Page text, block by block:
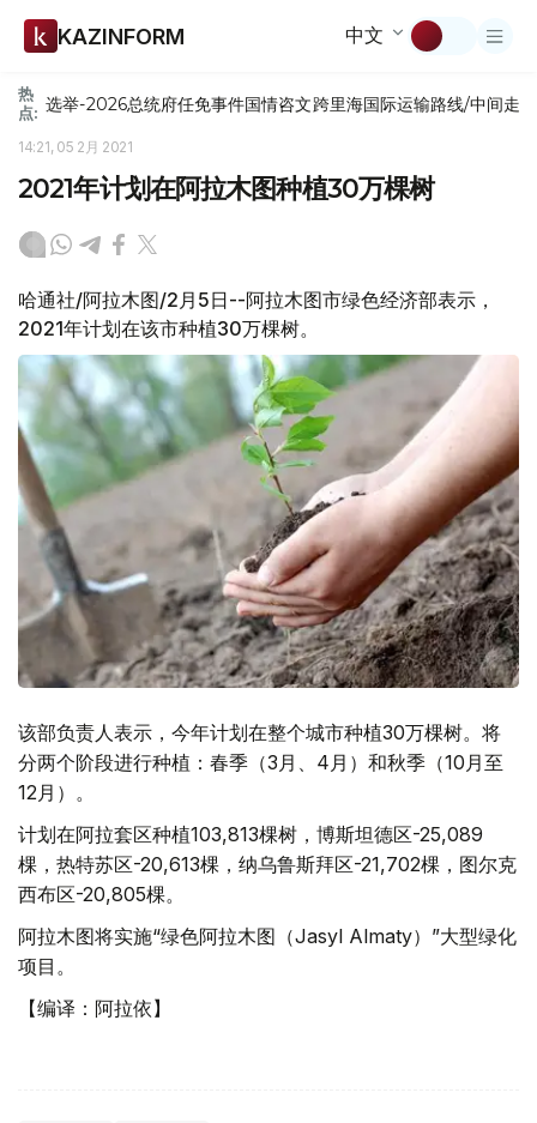
KAZINFORM 中文
热
点: 选举-2026总统府任免事件国情咨文跨里海国际运输路线/中间走廊
14:21, 05 2月 2021
2021年计划在阿拉木图种植30万棵树
哈通社/阿拉木图/2月5日--阿拉木图市绿色经济部表示，
2021年计划在该市种植30万棵树。
该部负责人表示，今年计划在整个城市种植30万棵树。将
分两个阶段进行种植：春季（3月、4月）和秋季（10月至
12月）。
计划在阿拉套区种植103,813棵树，博斯坦德区-25,089
棵，热特苏区-20,613棵，纳乌鲁斯拜区-21,702棵，图尔克
西布区-20,805棵。
阿拉木图将实施“绿色阿拉木图（Jasyl Almaty）”大型绿化
项目。
【编译：阿拉依】